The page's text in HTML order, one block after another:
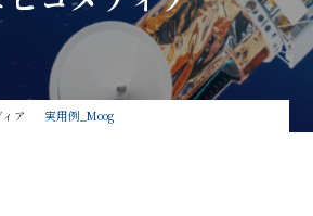
ア 実用例_Moog